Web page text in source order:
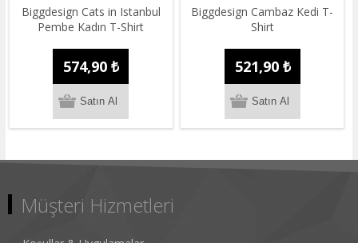
Biggdesign Cats in Istanbul
Pembe Kadın T-Shirt
574,90 ₺
Biggdesign Cambaz Kedi T-
Shirt
521,90 ₺
Müşteri Hizmetleri